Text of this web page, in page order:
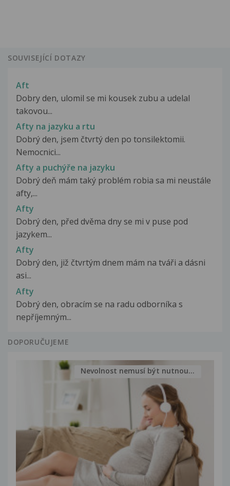
SOUVISEJÍCÍ DOTAZY
Aft
Dobry den, ulomil se mi kousek zubu a udelal
takovou...
Afty na jazyku a rtu
Dobrý den, jsem čtvrtý den po tonsilektomii.
Nemocnici...
Afty a puchýře na jazyku
Dobrý deň mám taký problém robia sa mi neustále
afty,...
Afty
Dobrý den, před dvěma dny se mi v puse pod
jazykem...
Afty
Dobrý den, již čtvrtým dnem mám na tváři a dásni
asi...
Afty
Dobrý den, obracím se na radu odborníka s
nepříjemným...
DOPORUČUJEME
Nevolnost nemusí být nutnou...